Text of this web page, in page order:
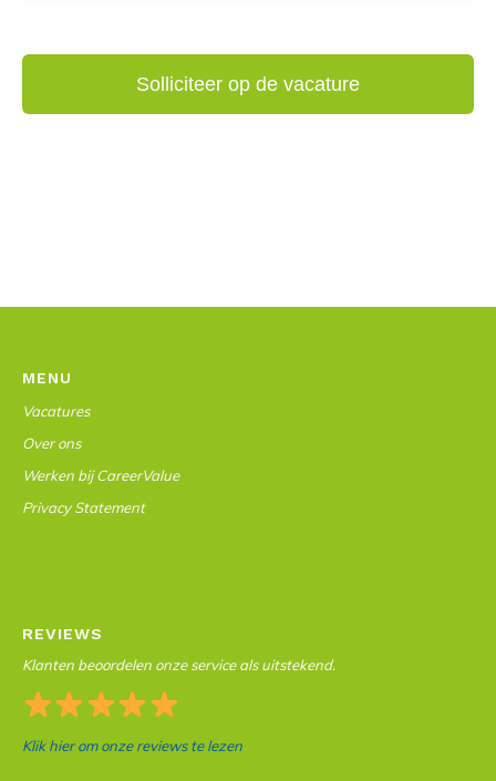
MENU
Vacatures
Over ons
Werken bij CareerValue
Privacy Statement
REVIEWS
Klanten beoordelen onze service als uitstekend.
Klik hier om onze reviews te lezen